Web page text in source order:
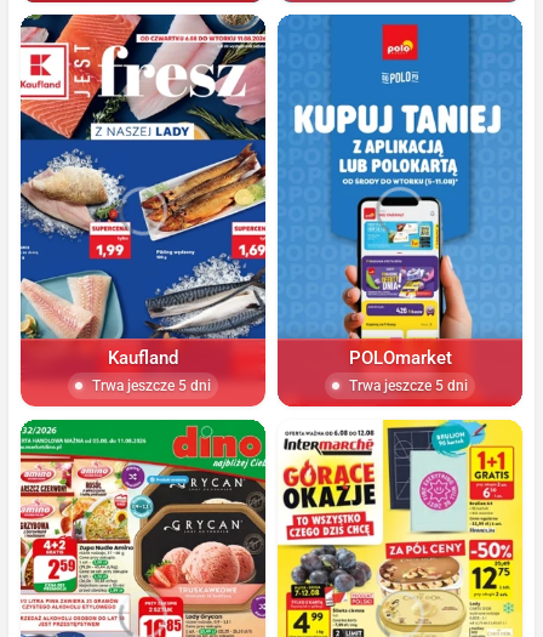
Kaufland
Trwa jeszcze 5 dni
POLOmarket
Trwa jeszcze 5 dni